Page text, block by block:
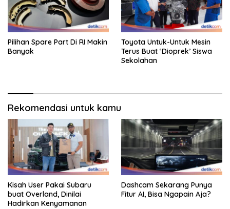
Pilihan Spare Part Di RI Makin
Banyak
Toyota Untuk-Untuk Mesin
Terus Buat ‘Dioprek’ Siswa
Sekolahan
Rekomendasi untuk kamu
Kisah User Pakai Subaru
buat Overland, Dinilai
Hadirkan Kenyamanan
Dashcam Sekarang Punya
Fitur AI, Bisa Ngapain Aja?